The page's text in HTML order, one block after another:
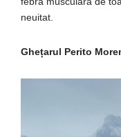
neuitat.
Ghețarul Perito